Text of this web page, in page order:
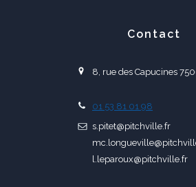
Contact
8, rue des Capucines
01 53 81 01 98
s.pitet@pitchville.fr
l.leparoux@pitchville.fr